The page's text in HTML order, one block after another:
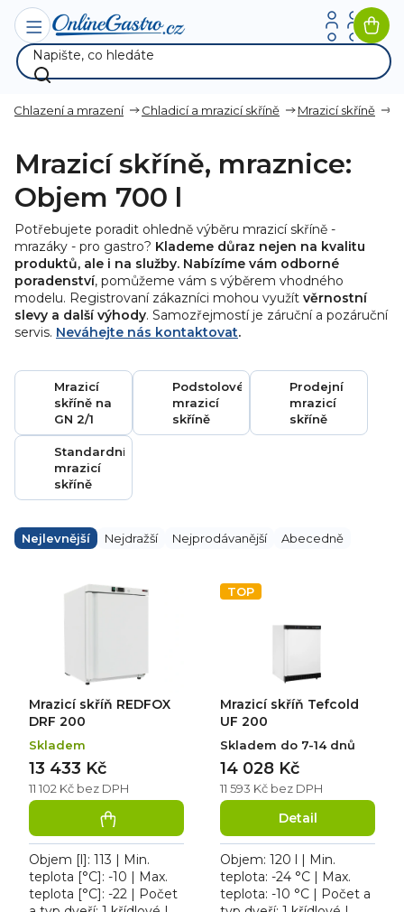
Přejít
obsah
Chlazení a mrazení Chladicí a mrazicí skříně Mrazicí skříně
Mrazicí skříně, mraznice:
Objem 700 l
Potřebujete poradit ohledně výběru mrazicí skříně -
mrazáky - pro gastro? Klademe důraz nejen na kvalitu
produktů, ale i na služby. Nabízíme vám odborné
poradenství, pomůžeme vám s výběrem vhodného
modelu. Registrovaní zákazníci mohou využít věrnostní
slevy a další výhody. Samozřejmostí je záruční a pozáruční
servis. Neváhejte nás kontaktovat.
Mrazicí
skříně na
GN 2/1
Podstolové
mrazicí
skříně
Prodejní
mrazicí
skříně
Standardní
mrazicí
skříně
a
z
Nejlevnější Nejdražší Nejprodávanější Abecedně
Mrazicí skříň REDFOX
DRF 200
Skladem
11 102 Kč bez DPH
13 433 Kč
Objem [l]: 113 | Min.
teplota [°C]: -10 | Max.
teplota [°C]: -22 | Počet
a typ dveří: 1 křídlové |
TOP
Mrazicí skříň Tefcold
UF 200
Skladem do 7-14 dnů
11 593 Kč bez DPH
14 028 Kč
Detail
Objem: 120 l | Min.
teplota: -24 °C | Max.
teplota: -10 °C | Počet a
typ dveří: 1 křídlové |